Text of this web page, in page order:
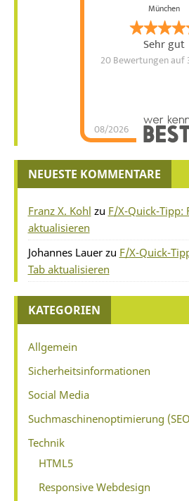
München
Sehr gut
20 Bewertungenauf
08/2026
NEUESTE KOMMENTARE
Franz X. Kohl zu F/X-Quick-Tipp:
aktualisieren
Johannes Lauerzu F/X-Quick-
Tab aktualisieren
KATEGORIEN
Allgemein
Sicherheitsinformationen
Social Media
Suchmaschinenoptimierung
Technik
HTML5
Responsive Webdesign